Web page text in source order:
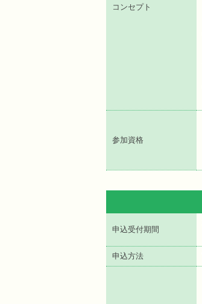
コンセプト
参加資格
申込受付期間
申込方法